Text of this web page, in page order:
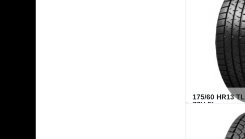
175/60 HR13 TL
77H FI...